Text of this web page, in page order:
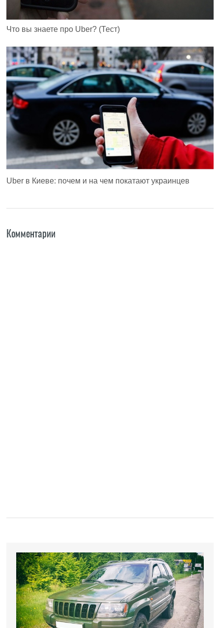
Что вы знаете про Uber? (Тест)
Uber в Киеве: почем и на чем покатают украинцев
Комментарии